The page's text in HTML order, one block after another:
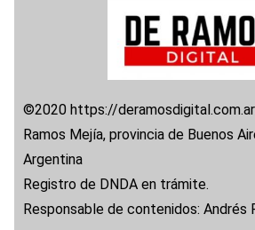
©2020 https://
Ramos Mejía, provincia de Buenos
Argentina
Registro de DNDA en trámite.
Responsable de contenidos: Andrés